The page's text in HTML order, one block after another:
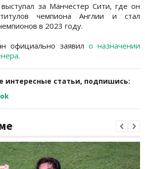
за Манчестер Сити, где он
чемпиона Англии и стал
в 2023 году.
официально заявил о назначении
.
интересные статьи, подпишись: